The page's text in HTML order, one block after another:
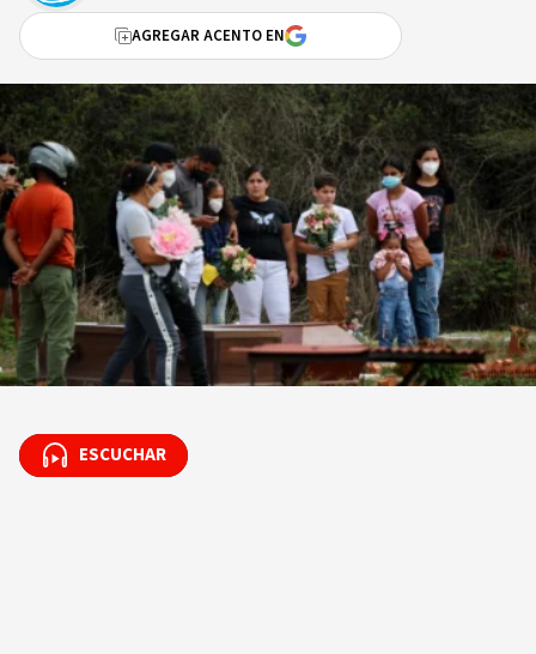
AGREGAR ACENTO EN
ESCUCHAR
ESCUCHAR